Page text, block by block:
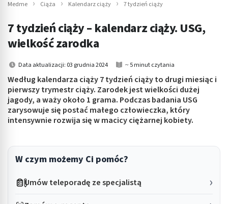
Medme Ciąża Kalendarz ciąży 7 tydzień ciąży
7 tydzień ciąży – kalendarz ciąży. USG,
wielkość zarodka
Data aktualizacji: 03 grudnia 2024 ~ 5 minut czytania
Według kalendarza ciąży 7 tydzień ciąży to drugi miesiąc i
pierwszy trymestr ciąży. Zarodek jest wielkości dużej
jagody, a waży około 1 grama. Podczas badania USG
zarysowuje się postać małego człowieczka, który
intensywnie rozwija się w macicy ciężarnej kobiety.
W czym możemy Ci pomóc?
Umów teleporadę ze specjalistą